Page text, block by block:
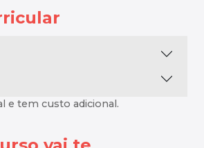
e tem custo adicional.